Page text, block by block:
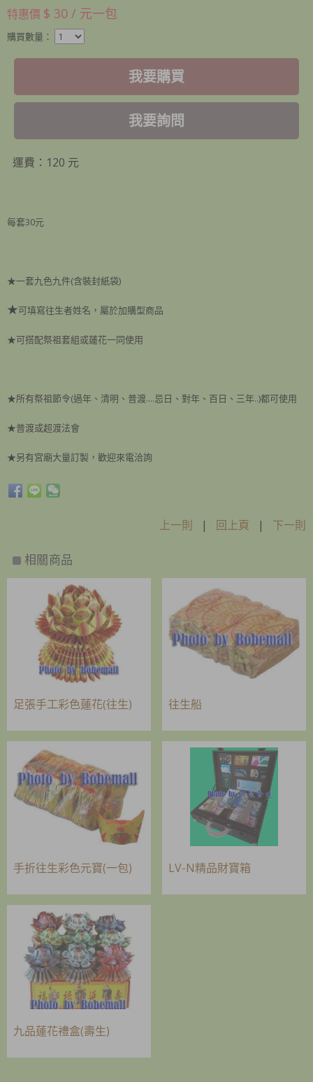
特惠價 $ 30 / 元一包
購買數量：
我要購買
我要詢問
運費：120 元
每套30元
★一套九色九件(含裝封紙袋)
★可填寫往生者姓名，屬於加購型商品
★可搭配祭祖套組或蓮花一同使用
★所有祭祖節令(過年、清明、普渡....忌日、對年、百日、三年..)都可使用
★普渡或超渡法會
★另有宮廟大量訂製，歡迎來電洽詢
上一則 | 回上頁 | 下一則
相關商品
足張手工彩色蓮花(往生) 往生船
手折往生彩色元寶(一包) LV-N精品財寶箱
九品蓮花禮盒(壽生)